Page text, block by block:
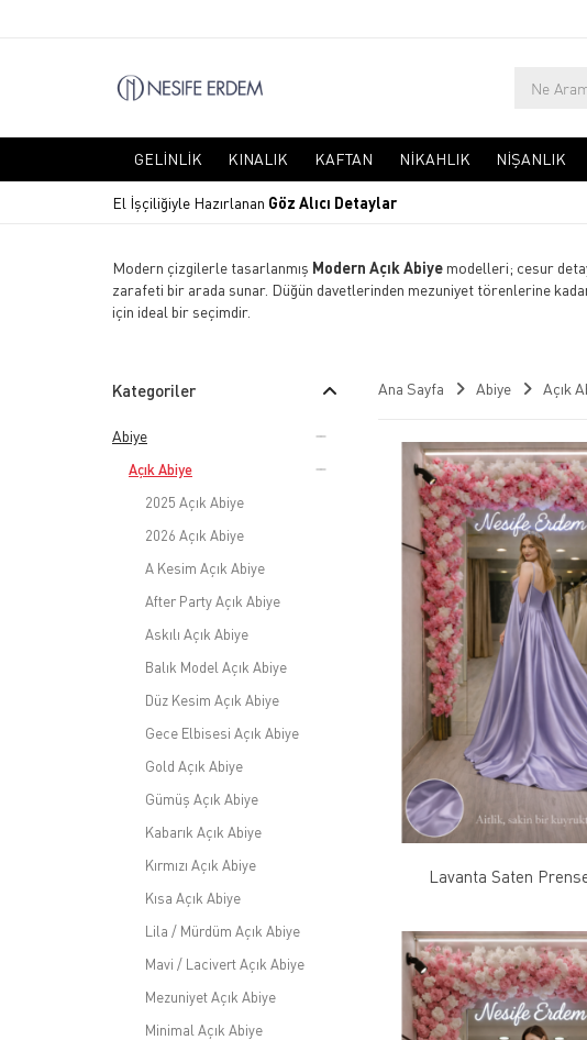
GELINLIK KINALIK KAFTAN NIKAHLIK NIŞANLIK
El İşçiliğiyle Hazırlanan Göz Alıcı Detaylar
Modern çizgilerle tasarlanmış Modern Açık Abiye modelleri; cesur
zarafeti bir arada sunar. Düğün davetlerinden mezuniyet törenlerine
için ideal bir seçimdir.
Kategoriler
Abiye
Açık Abiye
2025 Açık Abiye
2026 Açık Abiye
A Kesim Açık Abiye
After Party Açık Abiye
Askılı Açık Abiye
Balık Model Açık Abiye
Düz Kesim Açık Abiye
Gece Elbisesi Açık Abiye
Gold Açık Abiye
Gümüş Açık Abiye
Kabarık Açık Abiye
Kırmızı Açık Abiye
Kısa Açık Abiye
Lila / Mürdüm Açık Abiye
Mavi / Lacivert Açık Abiye
Mezuniyet Açık Abiye
Minimal Açık Abiye
Ana Sayfa Abiye Açık
Lavanta Saten